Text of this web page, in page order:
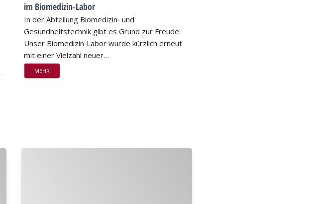
im Biomedizin‑Labor
In der Abteilung Biomedizin‑ und
Gesundheitstechnik gibt es Grund zur Freude:
Unser Biomedizin‑Labor wurde kürzlich erneut
mit einer Vielzahl neuer…
MEHR